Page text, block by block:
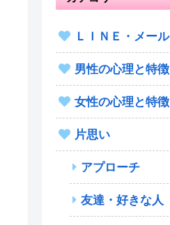
ＬＩＮＥ・メール
男性の心理と特徴
女性の心理と特徴
片思い
アプローチ
友達・好きな人